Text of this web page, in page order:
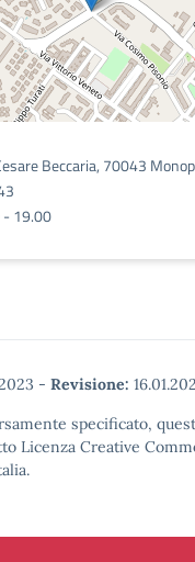
Beccaria, 70043
19.00
- Revisione:
specificato,
Licenza Creative